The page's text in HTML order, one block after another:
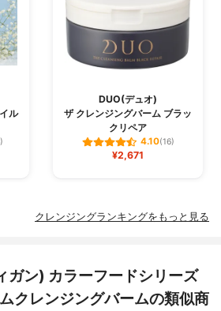
ル
DUO(デュオ)
ザ クレンジングバーム ブラッ
クリペア
4.10(16)
¥2,671
クレンジングランキングをもっと見る
ン) カラーフードシリーズ
クレンジングバームの類似商